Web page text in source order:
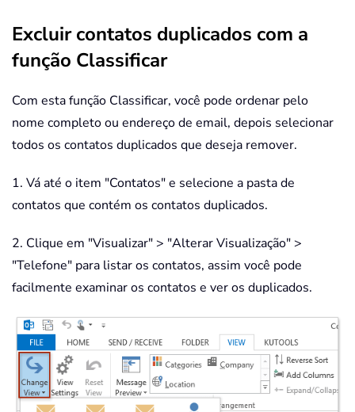
Excluir contatos duplicados com a
função Classificar
Com esta função Classificar, você pode ordenar pelo
nome completo ou endereço de email, depois selecionar
todos os contatos duplicados que deseja remover.
1. Vá até o item "Contatos" e selecione a pasta de
contatos que contém os contatos duplicados.
2. Clique em "Visualizar" > "Alterar Visualização" >
"Telefone" para listar os contatos, assim você pode
facilmente examinar os contatos e ver os duplicados.